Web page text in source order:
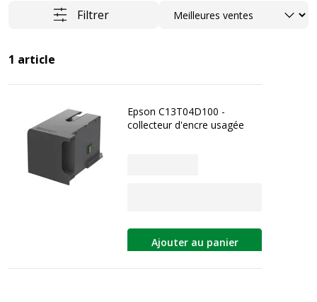
Filtrer Trier
1 article
Epson C13T04D100 -
collecteur d'encre usagée
Ajouter au panier